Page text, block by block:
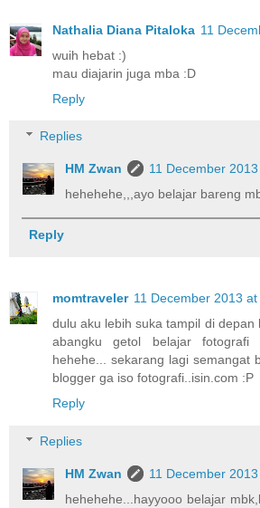
Nathalia Diana Pitaloka 11
wuih hebat :)
mau diajarin juga mba :D
Reply
Replies
HM Zwan
11 December
hehehehe,,,ayo belajar bareng
Reply
momtraveler 11 December 2013 at
dulu aku lebih suka tampil di depan
abangku getol belajar fotografi
hehehe... sekarang lagi semangat
blogger ga iso fotografi..isin.com :P
Reply
Replies
HM Zwan
11 December
hehehehe...hayyooo belajar